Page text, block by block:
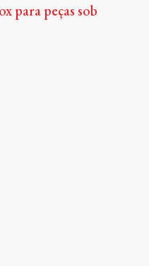
para peças sob